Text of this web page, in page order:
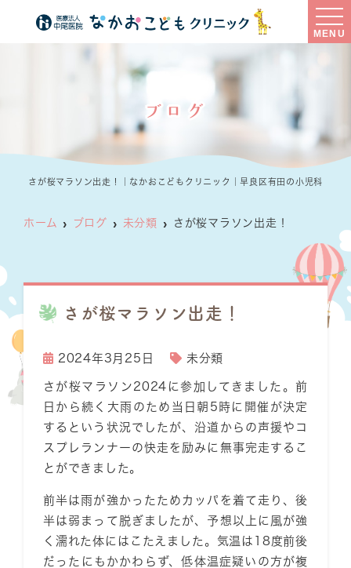
MENU
ブログ
さが桜マラソン出走！｜なかおこどもクリニック｜早良区有田の小児科
ホーム ブログ 未分類 さが桜マラソン出走！
さが桜マラソン出走！
2024年3月25日 未分類
さが桜マラソン2024に参加してきました。前
日から続く大雨のため当日朝5時に開催が決定
するという状況でしたが、沿道からの声援やコ
スプレランナーの快走を励みに無事完走するこ
とができました。
前半は雨が強かったためカッパを着て走り、後
半は弱まって脱ぎましたが、予想以上に風が強
く濡れた体にはこたえました。気温は18度前後
だったにもかかわらず、低体温症疑いの方が複